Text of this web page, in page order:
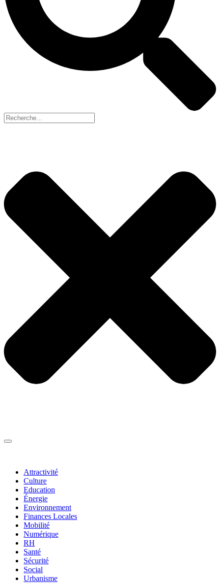
Attractivité
Culture
Education
Énergie
Environnement
Finances Locales
Mobilité
Numérique
RH
Santé
Sécurité
Social
Urbanisme